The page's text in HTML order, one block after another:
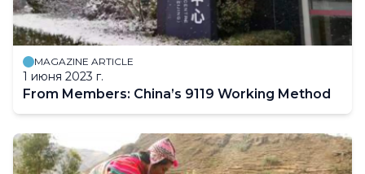
MAGAZINE ARTICLE
1 июня 2023 г.
From Members: China’s 9119 Working Method